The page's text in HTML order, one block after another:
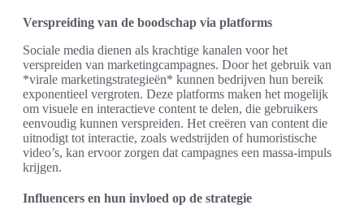
Verspreiding van de boodschap via platforms
Sociale media dienen als krachtige kanalen voor het
verspreiden van marketingcampagnes. Door het gebruik van
*virale marketingstrategieën* kunnen bedrijven hun bereik
exponentieel vergroten. Deze platforms maken het mogelijk
om visuele en interactieve content te delen, die gebruikers
eenvoudig kunnen verspreiden. Het creëren van content die
uitnodigt tot interactie, zoals wedstrijden of humoristische
video’s, kan ervoor zorgen dat campagnes een massa-impuls
krijgen.
Influencers en hun invloed op de strategie